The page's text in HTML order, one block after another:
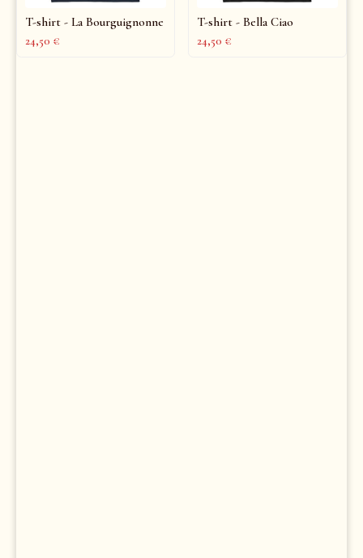
T-shirt - La Bourguignonne
24,50 €
T-shirt - Bella Ciao
24,50 €